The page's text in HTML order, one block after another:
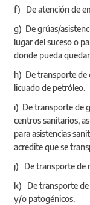
f) De atención de
g) De grúas/
lugar del suceso o
donde pueda
h) De transporte de
licuado de petróleo.
i) De transporte de
centros sanitarios,
para asistencias
acredite que se
j) De transporte de
k) De transporte de
y/o patogénicos.